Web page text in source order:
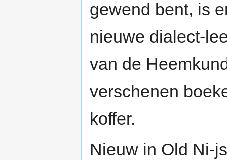
gewend bent, is
nieuwe dialect-
van de
verschenen
koffer.
Nieuw in Old Ni-